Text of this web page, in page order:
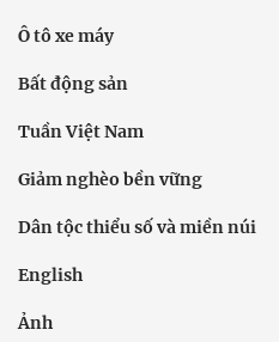
Ô tô xe máy
Bất động sản
Tuần Việt Nam
Giảm nghèo bền vững
Dân tộc thiểu số và miền núi
English
Ảnh